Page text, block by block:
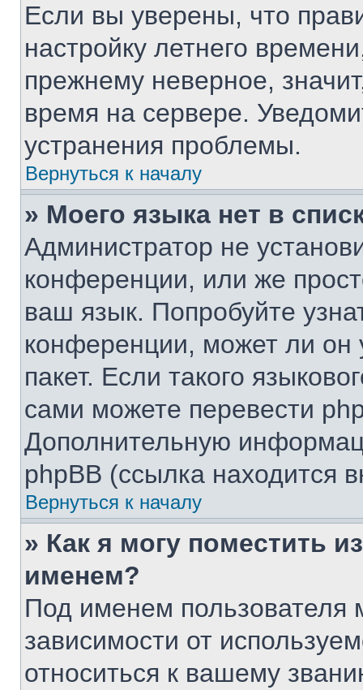
Если вы уверены, что
настройку летнего
прежнему неверное,
время на сервере.
устранения проблемы.
Вернуться к началу
» Моего языка нет в
Администратор не
конференции, или же
ваш язык. Попробуйте
конференции, может ли он
пакет. Если такого
сами можете перевести
Дополнительную
phpBB (ссылка находится
Вернуться к началу
» Как я могу поместить
именем?
Под именем пользователя
зависимости от
относиться к вашему